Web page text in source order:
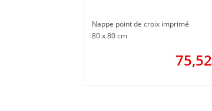
Nappe point de croix imprimé
80 x 80 cm
75,52